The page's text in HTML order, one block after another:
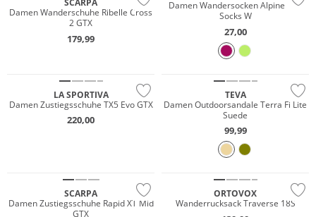
SCARPA
Damen Wanderschuhe Ribelle Cross
2 GTX
179,99
Damen Wandersocken Alpine Mid
Socks W
27,00
LA SPORTIVA
Damen Zustiegsschuhe TX5 Evo GTX
220,00
TEVA
Damen Outdoorsandale Terra Fi Lite
Suede
99,99
SCARPA
Damen Zustiegsschuhe Rapid XT Mid
GTX
ORTOVOX
Wanderrucksack Traverse 18S